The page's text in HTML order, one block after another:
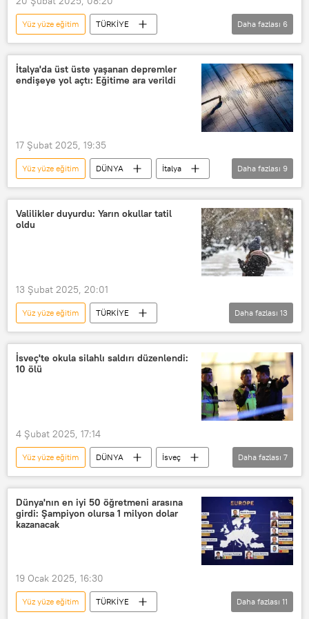
Yüz yüze eğitim
TÜRKİYE
Medeniyet, İrfan, Hayır, Refah Vakfı (MİHR)
İlkokul
Uzaktan eğitim
Milli Eğitim Bakanlığı
Daha fazlası 6
İtalya'da üst üste yaşanan depremler
endişeye yol açtı: Eğitime ara verildi
17 Şubat 2025, 19:35
Yüz yüze eğitim DÜNYA
İtalya
Deprem
AFAD
Afet ve Acil Durum Yönetimi Başkanlığı (AFAD)
Napoli
Daha fazlası 9
Valilikler duyurdu: Yarın okullar tatil
oldu
13 Şubat 2025, 20:01
Yüz yüze eğitim
TÜRKİYE
Aksaray
Muş
Niğde
Türkiye
Kar
Kar yağışı
Kar fırtınası
Karma eğitim
Daha fazlası 13
İsveç'te okula silahlı saldırı düzenlendi:
10 ölü
4 Şubat 2025, 17:14
Yüz yüze eğitim DÜNYA
İsveç
Okul
Saldırı
Silahlı saldırı
Saldırı girişimi
Eğitim
Polis müdahalesi
Daha fazlası 7
Dünya'nın en iyi 50 öğretmeni arasına
girdi: Şampiyon olursa 1 milyon dolar
kazanacak
19 Ocak 2025, 16:30
Yüz yüze eğitim
TÜRKİYE
Daha fazlası 11